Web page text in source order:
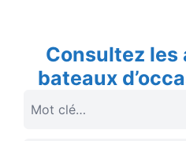
Consultez les
bateaux